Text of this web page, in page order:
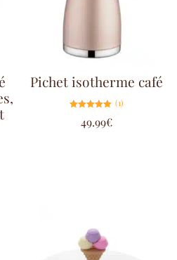
Pichet isotherme café
5.00
sur 5
(1)
49.99€